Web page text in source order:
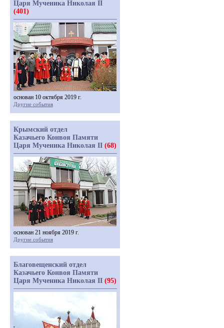
Царя Мученика Николая II
(401)
основан 10 октября 2019 г.
Другие события
Крымский отдел
Казачьего Конвоя Памяти
Царя Мученика Николая II (68)
основан 21 ноября 2019 г.
Другие события
Благовещенский отдел
Казачьего Конвоя Памяти
Царя Мученика Николая II (95)